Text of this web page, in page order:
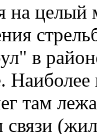
на целый
в
там
связи